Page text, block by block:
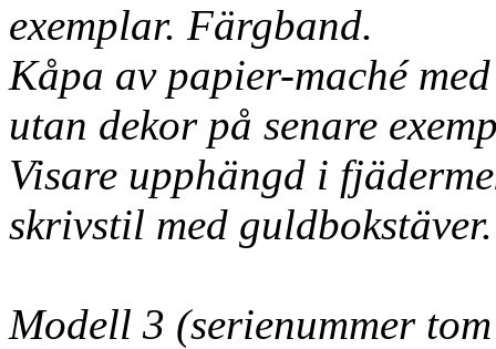
exemplar. Färgband.
Kåpa av papier-maché
utan dekor på senare
Visare upphängd i
skrivstil med guldbokstäver.
Modell 3 (serienummer